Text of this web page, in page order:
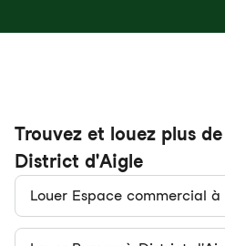
Trouvez et louez plus
District d'Aigle
Louer Espace commercial